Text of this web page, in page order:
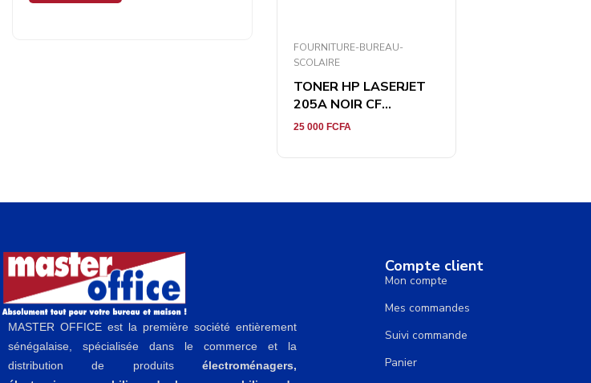
FOURNITURE-BUREAU-
SCOLAIRE
TONER HP LASERJET
205A NOIR CF...
25 000 FCFA
MASTER OFFICE est la première société entièrement
sénégalaise, spécialisée dans le commerce et la
distribution de produitsélectroménagers,
Compte client
Mon compte
Mes commandes
Suivi commande
Panier